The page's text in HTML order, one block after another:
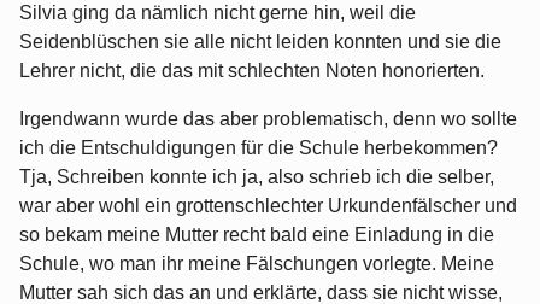
Silvia ging da nämlich nicht gerne hin, weil die
Seidenblüschen sie alle nicht leiden konnten und sie die
Lehrer nicht, die das mit schlechten Noten honorierten.
Irgendwann wurde das aber problematisch, denn wo sollte
ich die Entschuldigungen für die Schule herbekommen?
Tja, Schreiben konnte ich ja, also schrieb ich die selber,
war aber wohl ein grottenschlechter Urkundenfälscher und
so bekam meine Mutter recht bald eine Einladung in die
Schule, wo man ihr meine Fälschungen vorlegte. Meine
Mutter sah sich das an und erklärte, dass sie nicht wisse,